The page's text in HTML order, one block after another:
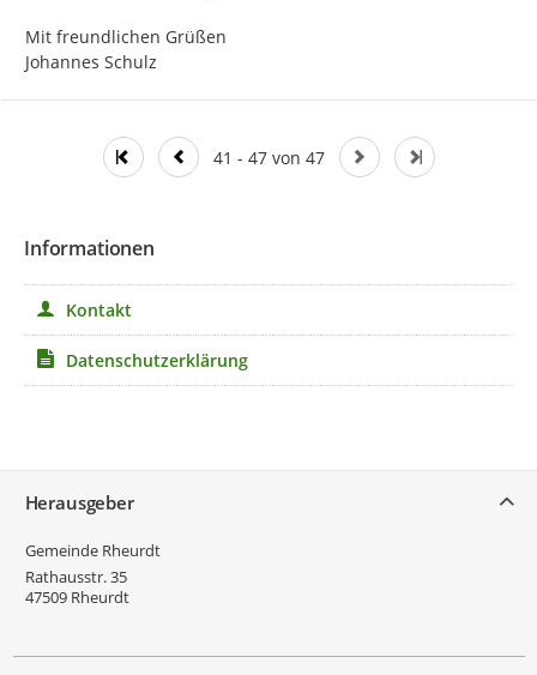
Mit freundlichen Grüßen
Johannes Schulz
41 - 47 von 47
Informationen
Kontakt
Datenschutzerklärung
Herausgeber
Gemeinde Rheurdt
Rathausstr. 35
47509 Rheurdt